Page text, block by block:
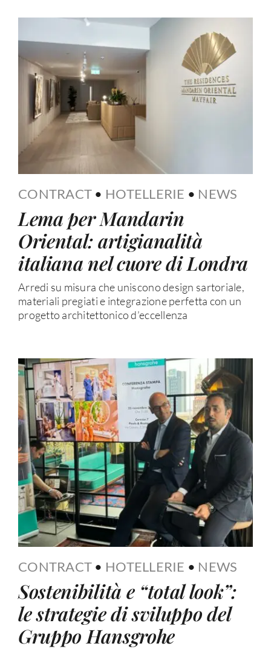
CONTRACT • HOTELLERIE • NEWS
Lema per Mandarin
Oriental: artigianalità
italiana nel cuore di Londra
Arredi su misura che uniscono design sartoriale,
materiali pregiati e integrazione perfetta con un
progetto architettonico d’eccellenza
CONTRACT • HOTELLERIE • NEWS
Sostenibilità e “total look”:
le strategie di sviluppo del
Gruppo Hansgrohe